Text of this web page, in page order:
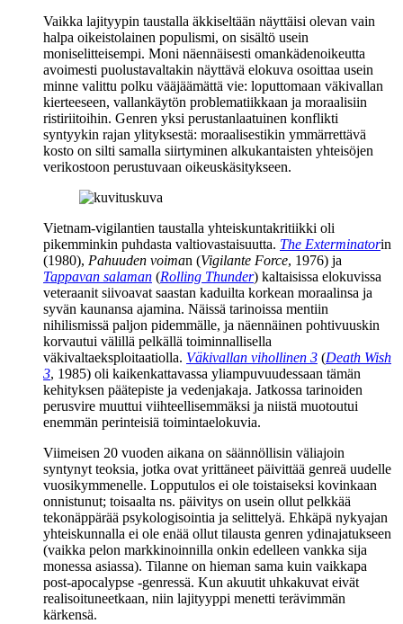
Vaikka lajityypin taustalla äkkiseltään näyttäisi olevan vain
halpa oikeistolainen populismi, on sisältö usein
moniselitteisempi. Moni näennäisesti omankädenoikeutta
avoimesti puolustavaltakin näyttävä elokuva osoittaa usein
minne valittu polku vääjäämättä vie: loputtomaan väkivallan
kierteeseen, vallankäytön problematiikkaan ja moraalisiin
ristiriitoihin. Genren yksi perustanlaatuinen konflikti
syntyykin rajan ylityksestä: moraalisestikin ymmärrettävä
kosto on silti samalla siirtyminen alkukantaisten yhteisöjen
verikostoon perustuvaan oikeuskäsitykseen.
Vietnam-vigilantien taustalla yhteiskuntakritiikki oli
pikemminkin puhdasta valtiovastaisuutta. The Exterminatorin
(1980), Pahuuden voiman (Vigilante Force, 1976) ja
Tappavan salaman (Rolling Thunder) kaltaisissa elokuvissa
veteraanit siivoavat saastan kaduilta korkean moraalinsa ja
syvän kaunansa ajamina. Näissä tarinoissa mentiin
nihilismissä paljon pidemmälle, ja näennäinen pohtivuuskin
korvautui välillä pelkällä toiminnallisella
väkivaltaeksploitaatiolla. Väkivallan vihollinen 3 (Death Wish
3, 1985) oli kaikenkattavassa yliampuvuudessaan tämän
kehityksen päätepiste ja vedenjakaja. Jatkossa tarinoiden
perusvire muuttui viihteellisemmäksi ja niistä muotoutui
enemmän perinteisiä toimintaelokuvia.
Viimeisen 20 vuoden aikana on säännöllisin väliajoin
syntynyt teoksia, jotka ovat yrittäneet päivittää genreä uudelle
vuosikymmenelle. Lopputulos ei ole toistaiseksi kovinkaan
onnistunut; toisaalta ns. päivitys on usein ollut pelkkää
tekonäppärää psykologisointia ja selittelyä. Ehkäpä nykyajan
yhteiskunnalla ei ole enää ollut tilausta genren ydinajatukseen
(vaikka pelon markkinoinnilla onkin edelleen vankka sija
monessa asiassa). Tilanne on hieman sama kuin vaikkapa
post-apocalypse ‑genressä. Kun akuutit uhkakuvat eivät
realisoituneetkaan, niin lajityyppi menetti terävimmän
kärkensä.